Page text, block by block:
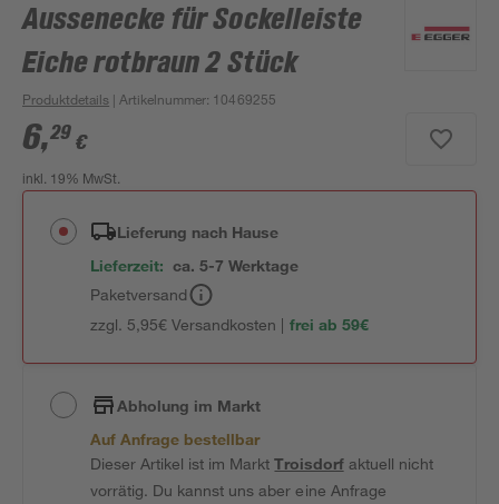
Aussenecke für Sockelleiste
Eiche rotbraun 2 Stück
Produktdetails | Artikelnummer: 10469255
6,29 €
inkl. 19% MwSt.
Lieferung nach Hause
Lieferzeit: ca. 5-7 Werktage
Paketversand
zzgl. 5,95€ Versandkosten | frei ab 59€
Abholung im Markt
Auf Anfrage bestellbar
Dieser Artikel ist im MarktTroisdorfaktuell nicht
vorrätig. Du kannst uns aber eine Anfrage